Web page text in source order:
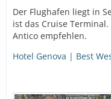
Der Flughafen liegt in
ist das Cruise
Antico empfehlen.
Hotel Genova | Best